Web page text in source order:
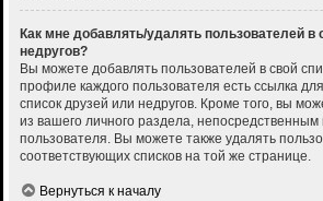
Как мне добавлять/удалять пользователей в
недругов?
Вы можете добавлять пользователей в свой
профиле каждого пользователя есть ссылка
список друзей или недругов. Кроме того, вы
из вашего личного раздела,
пользователя. Вы можете также удалять
соответствующих списков на той же странице.
Вернуться к началу